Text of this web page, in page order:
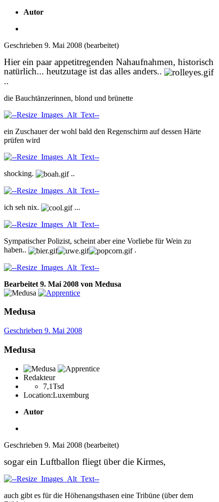
Autor
Geschrieben 9. Mai 2008 (bearbeitet)
Hier ein paar appetitregenden Nahaufnahmen, historisch
natürlich... heutzutage ist das alles anders..
..
die Bauchtänzerinnen, blond und brünette
ein Zuschauer der wohl bald den Regenschirm auf dessen Härte
prüfen wird
shocking. ..
ich seh nix. ...
Sympatischer Polizist, scheint aber eine Vorliebe für Wein zu
haben..
.
Bearbeitet 9. Mai 2008 von Medusa
Medusa
Geschrieben 9. Mai 2008
Medusa
Redakteur
7,1Tsd
Location:Luxemburg
Autor
Geschrieben 9. Mai 2008 (bearbeitet)
sogar ein Luftballon fliegt über die Kirmes,
auch gibt es für die Höhenangsthasen eine Tribüne (über dem